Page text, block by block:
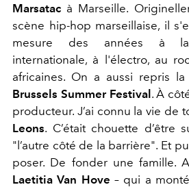
Marsatac à Marseille.
scène hip-hop marseillaise, il
mesure des années à
internationale, à l'électro, au
africaines. On a aussi repris
Brussels Summer Festival. À
producteur. J’ai connu la vie de
Leons. C’était chouette d’être
"l’autre côté de la barrière". Et
poser. De fonder une famille.
Laetitia Van Hove – qui a